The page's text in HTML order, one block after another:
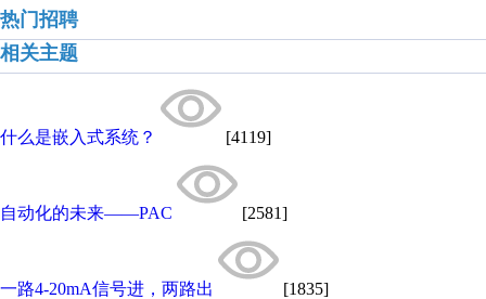
热门招聘
相关主题
什么是嵌入式系统？ [4119]
自动化的未来――PAC [2581]
一路4-20mA信号进，两路出 [1835]